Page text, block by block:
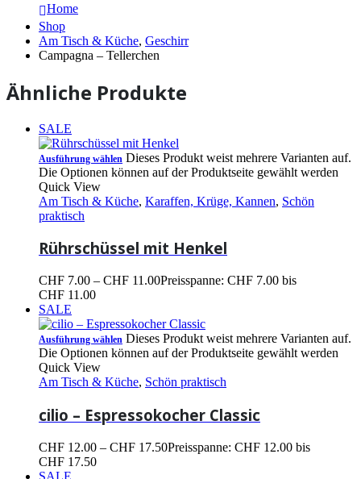
Home
Shop
Am Tisch & Küche, Geschirr
Campagna – Tellerchen
Ähnliche Produkte
SALE
Ausführung wählen Dieses Produkt weist mehrere Varianten auf.
Die Optionen können auf der Produktseite gewählt werden
Quick View
Am Tisch & Küche, Karaffen, Krüge, Kannen, Schön
praktisch
Rührschüssel mit Henkel
CHF 7.00 – CHF 11.00Preisspanne: CHF 7.00 bis
CHF 11.00
SALE
Ausführung wählen Dieses Produkt weist mehrere Varianten auf.
Die Optionen können auf der Produktseite gewählt werden
Quick View
Am Tisch & Küche, Schön praktisch
cilio – Espressokocher Classic
CHF 12.00 – CHF 17.50Preisspanne: CHF 12.00 bis
CHF 17.50
SALE